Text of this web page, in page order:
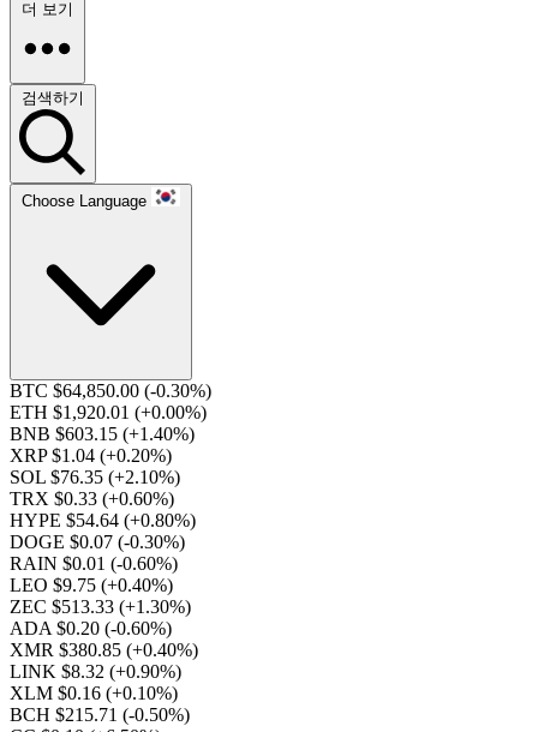
더 보기
검색하기
Choose Language
BTC $64,850.00 (-0.30%)
ETH $1,920.01 (+0.00%)
BNB $603.15 (+1.40%)
XRP $1.04 (+0.20%)
SOL $76.35 (+2.10%)
TRX $0.33 (+0.60%)
HYPE $54.64 (+0.80%)
DOGE $0.07 (-0.30%)
RAIN $0.01 (-0.60%)
LEO $9.75 (+0.40%)
ZEC $513.33 (+1.30%)
ADA $0.20 (-0.60%)
XMR $380.85 (+0.40%)
LINK $8.32 (+0.90%)
XLM $0.16 (+0.10%)
BCH $215.71 (-0.50%)